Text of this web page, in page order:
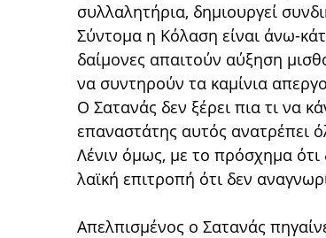
συλλαλητήρια, δημιουργεί
Σύντομα η Κόλαση είναι άνω-
δαίμονες απαιτούν αύξηση
να συντηρούν τα καμίνια
Ο Σατανάς δεν ξέρει πια τι να
επαναστάτης αυτός ανατρέπει
Λένιν όμως, με το πρόσχημα ότι
λαϊκή επιτροπή ότι δεν
Απελπισμένος ο Σατανάς